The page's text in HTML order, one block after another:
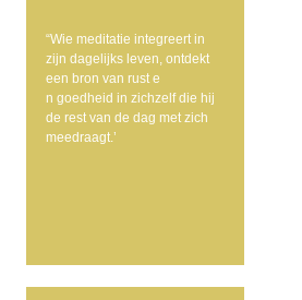
“Wie meditatie integreert in
zijn dagelijks leven, ontdekt
een bron van rust e
n goedheid in zichzelf die hij
de rest van de dag met zich
meedraagt.’